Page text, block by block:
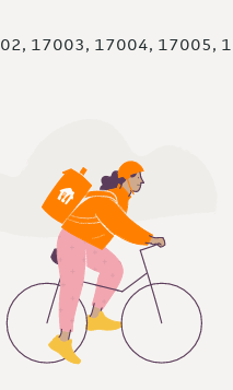
17003, 17004, 17005,